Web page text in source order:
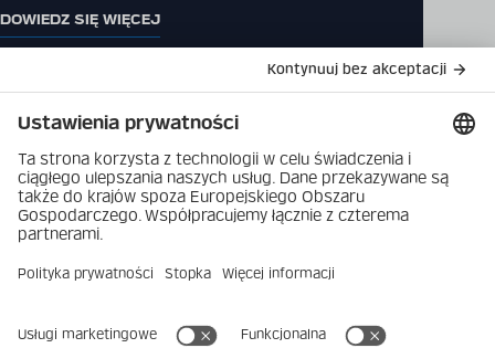
DOWIEDZ SIĘ WIĘCEJ
Rozwiązania
Produkty
Firma
Najnowsze
Kariera
Pliki do pobrania
Skontaktuj się z nami
Polityka prywatności
danych